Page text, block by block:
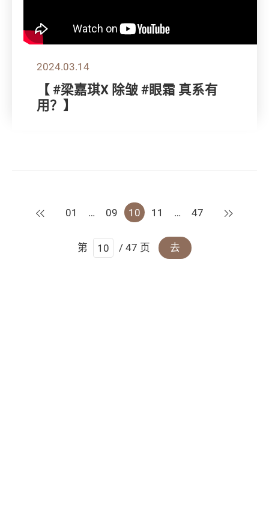
2024.03.14
【 #梁嘉琪X 除皱 #眼霜 真系有
用？】
上一页
01 … 09 10 11 … 47 下一页
第 / 47 页 去